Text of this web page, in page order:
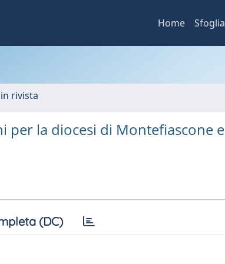
Home Sfoglia
rivista
per la diocesi di Montefiascone e
(DC)